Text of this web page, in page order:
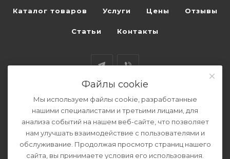
Каталог товаров Услуги Цены Отзывы
Статьи Контакты
+7 (963) 712-30-03
ЗАКАЗАТЬ ЗВОНОК
kotelrem@yandex.ru
Файлы cookie
Мы используем файлы cookie, разработанные
нашими специалистами и третьими лицами, для
анализа событий на нашем веб-сайте, что позволяет
нам улучшать взаимодействие с пользователями и
обслуживание. Продолжая просмотр страниц нашего
сайта, вы принимаете условия его использования.